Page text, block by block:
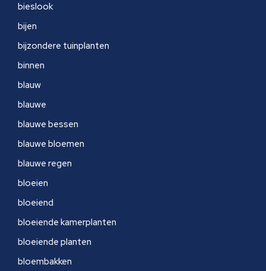
bieslook
bijen
bijzondere tuinplanten
binnen
blauw
blauwe
blauwe bessen
blauwe bloemen
blauwe regen
bloeien
bloeiend
bloeiende kamerplanten
bloeiende planten
bloembakken